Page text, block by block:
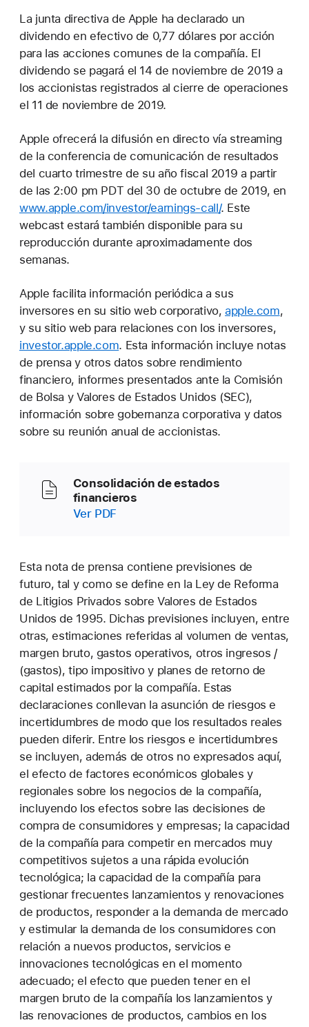
La junta directiva de Apple ha declarado un
dividendo en efectivo de 0,77 dólares por acción
para las acciones comunes de la compañía. El
dividendo se pagará el 14 de noviembre de 2019 a
los accionistas registrados al cierre de operaciones
el 11 de noviembre de 2019.
Apple ofrecerá la difusión en directo vía streaming
de la conferencia de comunicación de resultados
del cuarto trimestre de su año fiscal 2019 a partir
de las 2:00 pm PDT del 30 de octubre de 2019, en
www.apple.com/investor/earnings-call/. Este
webcast estará también disponible para su
reproducción durante aproximadamente dos
semanas.
Apple facilita información periódica a sus
inversores en su sitio web corporativo,apple.com,
y su sitio web para relaciones con los inversores,
investor.apple.com. Esta información incluye notas
de prensa y otros datos sobre rendimiento
financiero, informes presentados ante la Comisión
de Bolsa y Valores de Estados Unidos (SEC),
información sobre gobernanza corporativa y datos
sobre su reunión anual de accionistas.
Consolidación de estados
financieros
Ver PDF
Esta nota de prensa contiene previsiones de
futuro, tal y como se define en la Ley de Reforma
de Litigios Privados sobre Valores de Estados
Unidos de 1995. Dichas previsiones incluyen, entre
otras, estimaciones referidas al volumen de ventas,
margen bruto, gastos operativos, otros ingresos /
(gastos), tipo impositivo y planes de retorno de
capital estimados por la compañía. Estas
declaraciones conllevan la asunción de riesgos e
incertidumbres de modo que los resultados reales
pueden diferir. Entre los riesgos e incertidumbres
se incluyen, además de otros no expresados aquí,
el efecto de factores económicos globales y
regionales sobre los negocios de la compañía,
incluyendo los efectos sobre las decisiones de
compra de consumidores y empresas; la capacidad
de la compañía para competir en mercados muy
competitivos sujetos a una rápida evolución
tecnológica; la capacidad de la compañía para
gestionar frecuentes lanzamientos y renovaciones
de productos, responder a la demanda de mercado
y estimular la demanda de los consumidores con
relación a nuevos productos, servicios e
innovaciones tecnológicas en el momento
adecuado; el efecto que pueden tener en el
margen bruto de la compañía los lanzamientos y
las renovaciones de productos, cambios en los